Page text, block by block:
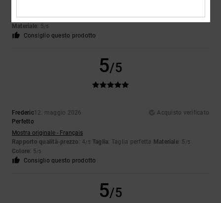
Comfort: 5/5 Rapporto qualità-prezzo: 4/5 Taglia: Taglia perfetta
Materiale: 5/5
Consiglio questo prodotto
5/5
Frederic12. maggio 2026
Acquisto verificato
Perfetto
Mostra originale - Français
Rapporto qualità-prezzo : 4/5 Taglia: Taglia perfetta Materiale: 5 /5
Colore: 5/5
Consiglio questo prodotto
5/5